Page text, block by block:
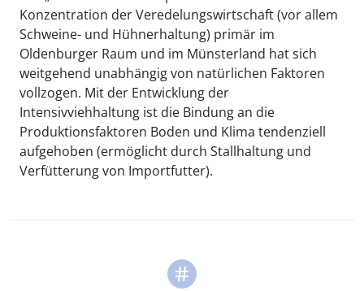
Konzentration der Veredelungswirtschaft (vor allem
Schweine- und Hühnerhaltung) primär im
Oldenburger Raum und im Münsterland hat sich
weitgehend unabhängig von natürlichen Faktoren
vollzogen. Mit der Entwicklung der
Intensivviehhaltung ist die Bindung an die
Produktionsfaktoren Boden und Klima tendenziell
aufgehoben (ermöglicht durch Stallhaltung und
Verfütterung von Importfutter).